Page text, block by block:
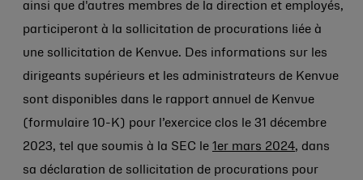
ainsi que d'autres membres de la direction et employés,
participeront à la sollicitation de procurations liée à
une sollicitation de Kenvue. Des informations sur les
dirigeants supérieurs et les administrateurs de Kenvue
sont disponibles dans le rapport annuel de Kenvue
(formulaire 10-K) pour l’exercice clos le 31 décembre
2023, tel que soumis à la SEC le 1er mars 2024, dans
sa déclaration de sollicitation de procurations pour